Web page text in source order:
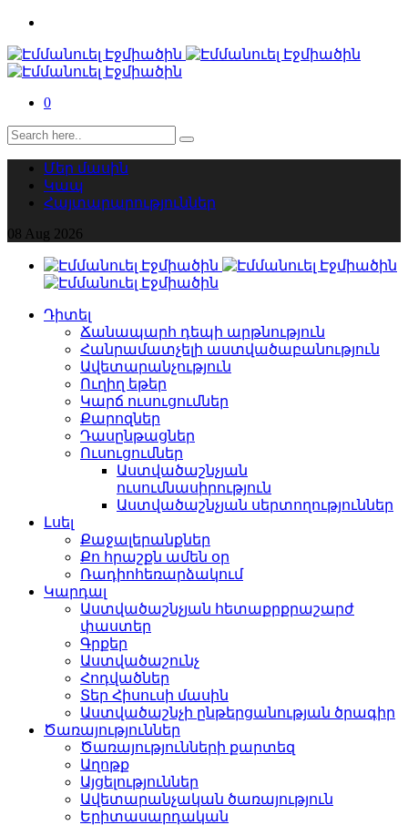
0
Մեր մասին
Կապ
Հայտարարություններ
08 Aug 2026
Դիտել
Ճանապարհ դեպի արթնություն
Հանրամատչելի աստվածաբանություն
Ավետարանչություն
Ուղիղ եթեր
Կարճ ուսուցումներ
Քարոզներ
Դասընթացներ
Ուսուցումներ
Աստվածաշնչյան
ուսումնասիրություն
Աստվածաշնչյան սերտողություններ
Լսել
Քաջալերանքներ
Քո հրաշքն ամեն օր
Ռադիոհեռարձակում
Կարդալ
Աստվածաշնչյան հետաքրքրաշարժ
փաստեր
Գրքեր
Աստվածաշունչ
Հոդվածներ
Տեր Հիսուսի մասին
Աստվածաշնչի ընթերցանության ծրագիր
Ծառայություններ
Ծառայությունների քարտեզ
Աղոթք
Այցելություններ
Ավետարանչական ծառայություն
Երիտասարդական